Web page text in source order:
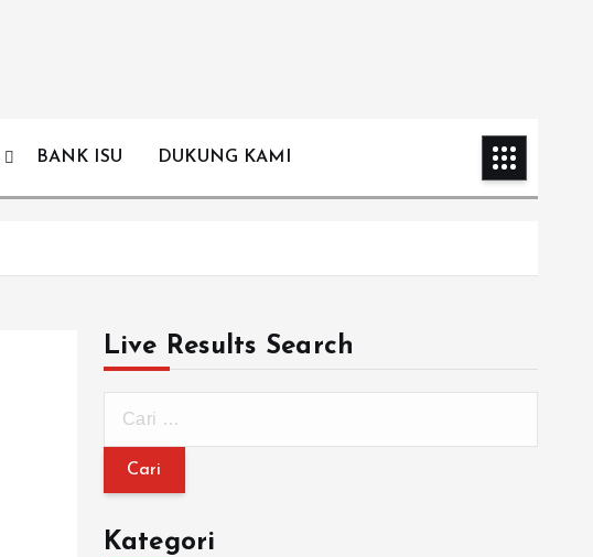
BANK ISU DUKUNG KAMI
Live Results Search
Kategori